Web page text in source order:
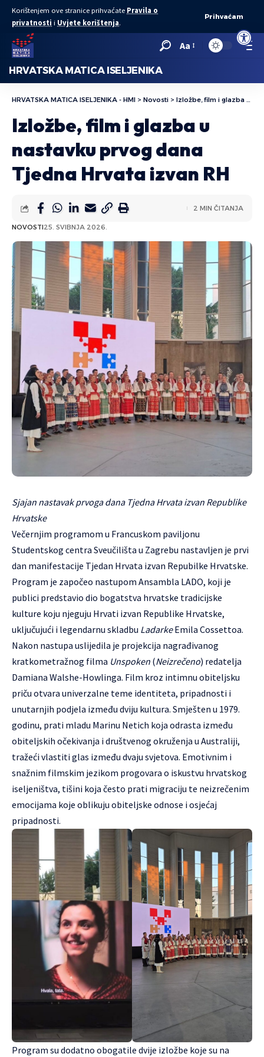
Open
Korištenjem ove stranice prihvaćate Pravila o
privatnosti i Uvjete korištenja.
Prihvaćam
Aa
HRVATSKA MATICA ISELJENIKA
HRVATSKA MATICA ISELJENIKA - HMI > Novosti > Izložbe, film i glazba u nastavku prvog dana Tjedna Hrvata izvan RH
Izložbe, film i glazba u
nastavku prvog dana
Tjedna Hrvata izvan RH
NOVOSTI25. SVIBNJA 2026.
2 MIN ČITANJA
Sjajan nastavak prvoga dana Tjedna Hrvata izvan Republike
Hrvatske
Večernjim programom u Francuskom paviljonu
Studentskog centra Sveučilišta u Zagrebu nastavljen je prvi
dan manifestacije Tjedan Hrvata izvan Repubilke Hrvatske.
Program je započeo nastupom Ansambla LADO, koji je
publici predstavio dio bogatstva hrvatske tradicijske
kulture koju njeguju Hrvati izvan Republike Hrvatske,
uključujući i legendarnu skladbu LadarkeEmila Cossettoa.
Nakon nastupa uslijedila je projekcija nagrađivanog
kratkometražnog filma Unspoken (Neizrečeno) redatelja
Damiana Walshe-Howlinga. Film kroz intimnu obiteljsku
priču otvara univerzalne teme identiteta, pripadnosti i
unutarnjih podjela između dviju kultura. Smješten u 1979.
godinu, prati mladu Marinu Netich koja odrasta između
obiteljskih očekivanja i društvenog okruženja u Australiji,
tražeći vlastiti glas između dvaju svjetova. Emotivnim i
snažnim filmskim jezikom progovara o iskustvu hrvatskog
iseljeništva, tišini koja često prati migraciju te neizrečenim
emocijama koje oblikuju obiteljske odnose i osjećaj
pripadnosti.
Program su dodatno obogatile dvije izložbe koje su na